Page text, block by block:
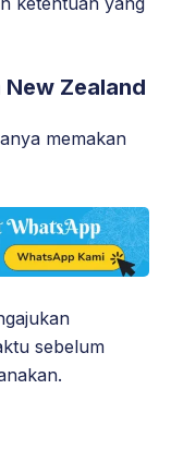
Zealand
memakan
sebelum